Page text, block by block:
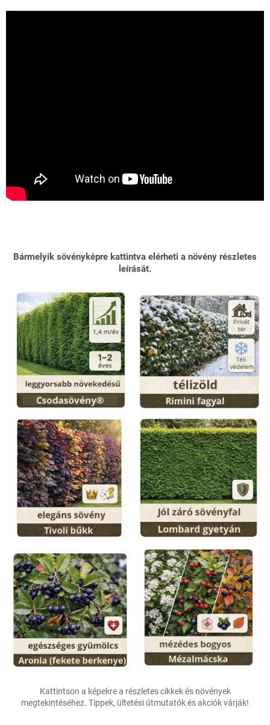
Bármelyik sövényképre kattintva elérheti a növény részletes
leírását.
Kattintson a képekre a részletes cikkek és növények
megtekintéséhez. Tippek, ültetési útmutatók és akciók várják!